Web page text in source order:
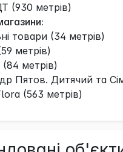
(930 метрів)
товари (34 метрів)
метрів)
(84 метрів)
Пятов. Дитячий та
(563 метрів)